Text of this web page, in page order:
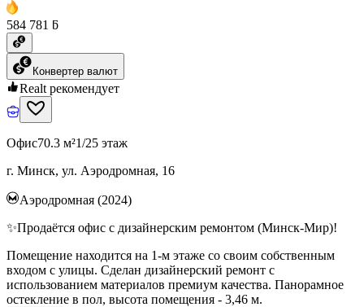
584 781 ƃ
Конвертер валют
Realt рекомендует
Офис70.3 м²1/25 этаж
г. Минск, ул. Аэродромная, 16
Аэродромная (2024)
✨Продаётся офис с дизайнерским ремонтом (Минск-Мир)!
Помещение находится на 1-м этаже со своим собственным
входом с улицы. Сделан дизайнерский ремонт с
использованием материалов премиум качества. Панорамное
остекление в пол, высота помещения - 3,46 м.